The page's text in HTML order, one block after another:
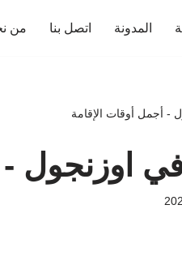
المدونة اتصل بنا من
- أجمل أوقات الإقامة
في اوزنجول